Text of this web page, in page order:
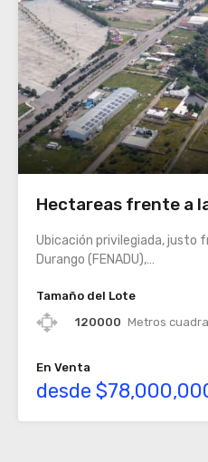
Hectareas frente a
Ubicación privilegiada, justo
Durango (FENADU),…
Tamaño del Lote
120000 Metros
En Venta
desde